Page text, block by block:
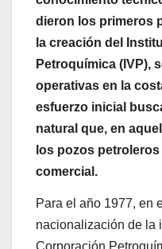
dieron los primeros
la creación del
Petroquímica (IVP),
operativas en la
esfuerzo inicial
natural que, en
los pozos
comercial.
Para el año 1977, en
nacionalización de la